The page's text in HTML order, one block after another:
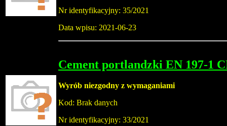
Nr identyfikacyjny: 35/2021
Data wpisu: 2021-06-23
Cement portlandzki EN 197-1
Wyrób niezgodny z wymaganiami
Kod: Brak danych
Nr identyfikacyjny: 33/2021